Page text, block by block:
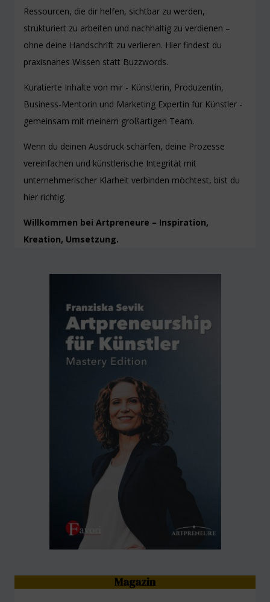
Ressourcen, die dir helfen, sichtbar zu werden,
strukturiert zu arbeiten und nachhaltig zu verdienen –
ohne deine Handschrift zu verlieren. Hier findest du
praxisnahes Wissen statt Buzzwords.
Kuratierte Inhalte von mir - Künstlerin, Produzentin,
Business-Mentorin und Marketing Expertin für Künstler -
gemeinsam mit meinem großartigen Team.
Wenn du deinen Ausdruck schärfen, deine Prozesse
vereinfachen und künstlerische Integrität mit
unternehmerischer Klarheit verbinden möchtest, bist du
hier richtig.
Willkommen bei Artpreneure – Inspiration,
Kreation, Umsetzung.
Magazin